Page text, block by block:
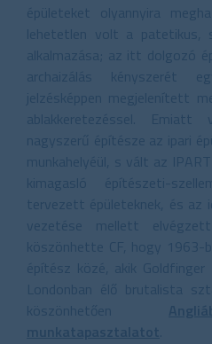
épületeket olyannyira
lehetetlen volt a patetikus,
alkalmazása; az itt dolgozó
archaizálás kényszerét
jelzésképpen megjelenített
ablakkeretezéssel.
nagyszerű építésze az ipari
munkahelyéül, s vált az
kimagasló építészeti-
tervezett épületeknek, és az
vezetése mellett elvégzett
köszönhette CF, hogy 1963-
építész közé, akik Goldfinger
Londonban élő brutalista
köszönhetően
munkatapasztalatot.